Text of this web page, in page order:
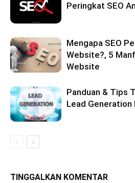
Peringkat SEO
Mengapa SEO
Website?, 5
Website
Panduan & Tips
Lead Generation
TINGGALKAN KOMENTAR